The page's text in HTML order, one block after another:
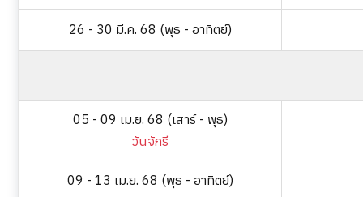
26 - 30 มี.ค. 68 (พุธ - อาทิตย์)
05 - 09 เม.ย. 68 (เสาร์ - พุธ)
วันจักรี
09 - 13 เม.ย. 68 (พุธ - อาทิตย์)